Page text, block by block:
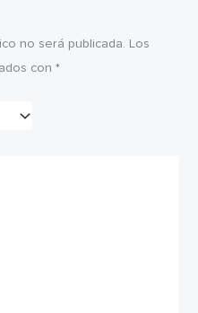
no será publicada. Los
con *